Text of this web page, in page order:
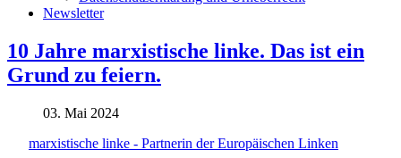
Newsletter
10 Jahre marxistische linke. Das ist ein
Grund zu feiern.
03. Mai 2024
marxistische linke - Partnerin der Europäischen Linken